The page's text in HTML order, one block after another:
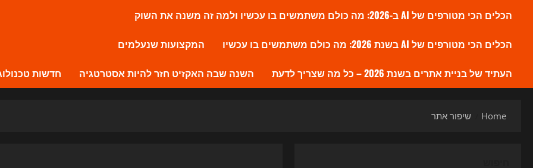
הכלים הכי מטורפים של AI ב-2026: מה כולם משתמשים בו עכשיו ולמה זה משנה את השוק
הכלים הכי מטורפים של AI בשנת 2026: מה כולם משתמשים בו עכשיו המקצועות שנעלמים
העתיד של בניית אתרים בשנת 2026 – כל מה שצריך לדעת השנה שבה האקזיט חזר להיות אסטרטגיה חדשות טכנולוגיה 2026 – העדכונים
Home שיפור אתר